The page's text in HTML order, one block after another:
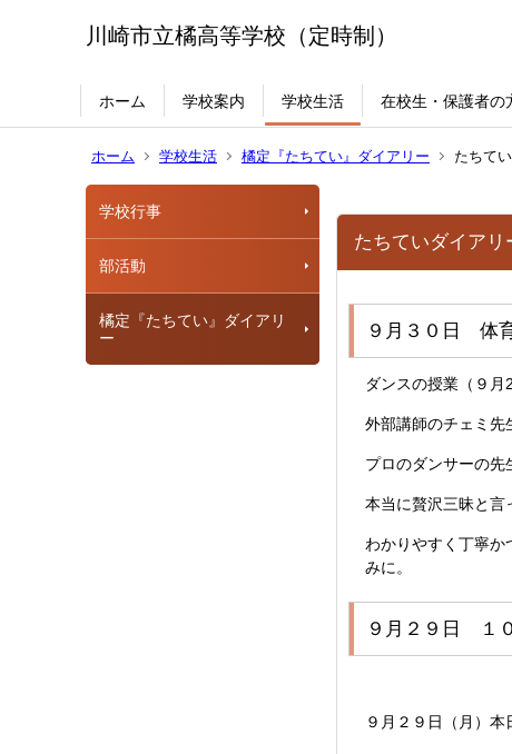
川崎市立橘高等学校（定時制）
ホーム 学校案内 学校生活 在校生・保護者の
ホーム 学校生活 橘定『たちてい』ダイアリー たちて
学校行事
部活動
橘定『たちてい』ダイアリ
ー
たちていダイアリ
９月３０日 体
ダンスの授業（９月
外部講師のチェミ先
プロのダンサーの先
本当に贅沢三昧と言
わかりやすく丁寧か
みに。
９月２９日 １
９月２９日（月）